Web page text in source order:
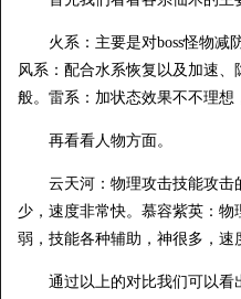
火系：主要是对boss怪物减防
风系：配合水系恢复以及加速
般。雷系：加状态效果不不理想
再看看人物方面。
云天河：物理攻击技能攻击的
少，速度非常快。慕容紫英：
弱，技能各种辅助，神很多，速
通过以上的对比我们可以看出